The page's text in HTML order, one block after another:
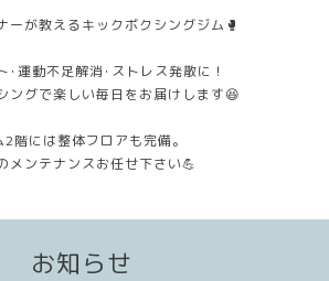
ーが教えるキックボクシングジム🥊
･運動不足解消･ストレス発散に！
ングで楽しい毎日をお届けします😆
2階には整体フロアも完備。
メンテナンスお任せ下さい💪
お知らせ